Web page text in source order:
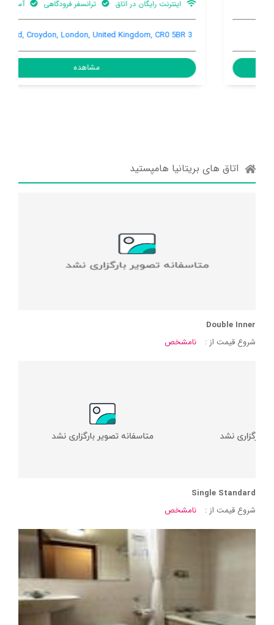
اینترنت رایگان در اتاق ترانسفر فرودگاهی آسانسور
اتاق های بریتانیا هامپستید
Double Inner
شروع قیمت از :
نامشخص
Single Standard
شروع قیمت از :
نامشخص